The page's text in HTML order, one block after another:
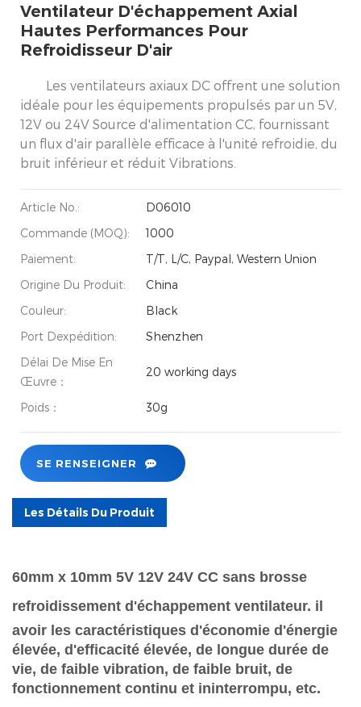
Ventilateur D'échappement Axial
Hautes Performances Pour
Refroidisseur D'air
Les ventilateurs axiaux DC offrent une solution
idéale pour les équipements propulsés par un 5V,
12V ou 24V Source d'alimentation CC, fournissant
un flux d'air parallèle efficace à l'unité refroidie, du
bruit inférieur et réduit Vibrations.
Article No.:
D06010
Commande (MOQ):
1000
Paiement:
T/T, L/C, Paypal, Western Union
Origine Du Produit:
China
Couleur:
Black
Port Dexpédition:
Shenzhen
Délai De Mise En
Œuvre：
20 working days
Poids： 30g
SE RENSEIGNER
Les Détails Du Produit
60mm x 10mm 5V 12V 24V CC sans brosse
refroidissement d'échappement ventilateur. il
avoir les caractéristiques d'économie d'énergie
élevée, d'efficacité élevée, de longue durée de
vie, de faible vibration, de faible bruit, de
fonctionnement continu et ininterrompu, etc.